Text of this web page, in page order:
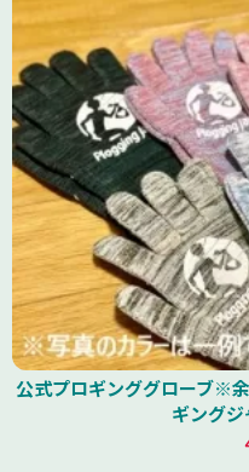
公式プロギンググローブ※
ギングジ